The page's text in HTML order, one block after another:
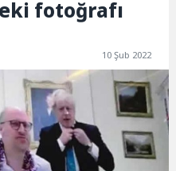
fotoğrafı
10 Şub 2022